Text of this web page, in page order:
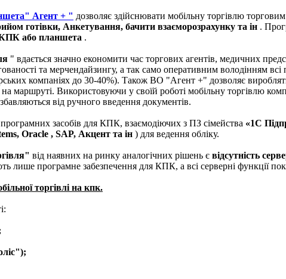
Агент + " дозволяє здійснювати мобільну торгівлю
готівки, Анкетування, бачити взаєморозрахунку та ін .
або планшета .
" вдається значно економити час торгових агентів, медичних
та мерчендайзингу, а так само оперативним володінням
компаніях до 30-40%). Також ВО "Агент +" дозволяє
на маршруті. Використовуючи у своїй роботі мобільну торгівлю
від ручного введення документів.
засобів для КПК, взаємодіючих з ПЗ сімейства «1С
Oracle , SAP, Акцент та ін ) для ведення обліку.
від наявних на ринку аналогічних рішень є відсутність
лише програмне забезпечення для КПК, а всі серверні функції
торгівлі на кпк.